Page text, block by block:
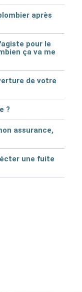
après
pour le
ça va me
de votre
?
assurance,
une fuite